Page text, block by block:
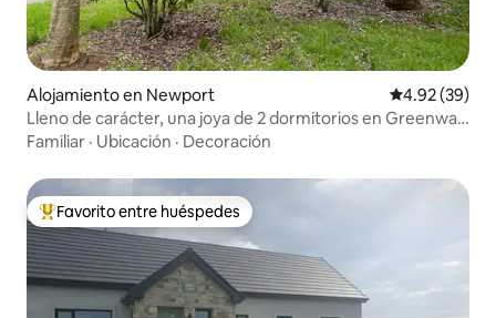
Alojamiento en Newport Calificación
4.92 (39)
Lleno de carácter, una joya de 2 dormitorios en Greenway,
también se admiten perros
Familiar · Ubicación · Decoración
Favorito entre huéspedes preferido
Favorito entre huéspedes